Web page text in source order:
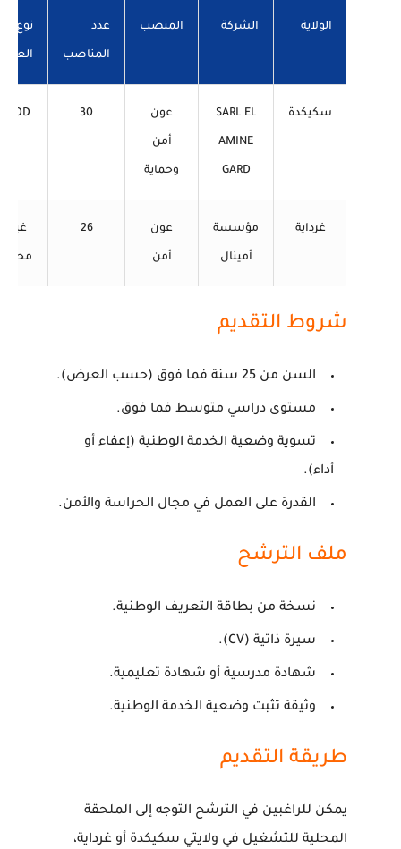
الولاية الشركة المنصب عدد
المناصب
نوع
العقد
سكيكدة SARL EL
AMINE
GARD
عون
أمن
وحماية
30
CDD
غرداية مؤسسة
أمينال
عون
أمن
26 غير
محدد
شروط التقديم
السن من 25 سنة فما فوق (حسب العرض).
مستوى دراسي متوسط فما فوق.
تسوية وضعية الخدمة الوطنية (إعفاء أو
أداء).
القدرة على العمل في مجال الحراسة والأمن.
ملف الترشح
نسخة من بطاقة التعريف الوطنية.
سيرة ذاتية (CV).
شهادة مدرسية أو شهادة تعليمية.
وثيقة تثبت وضعية الخدمة الوطنية.
طريقة التقديم
يمكن للراغبين في الترشح التوجه إلى الملحقة
المحلية للتشغيل في ولايتي سكيكدة أو غرداية،